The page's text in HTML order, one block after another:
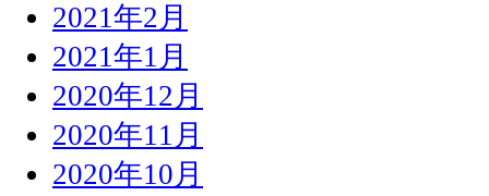
2021年2月
2021年1月
2020年12月
2020年11月
2020年10月